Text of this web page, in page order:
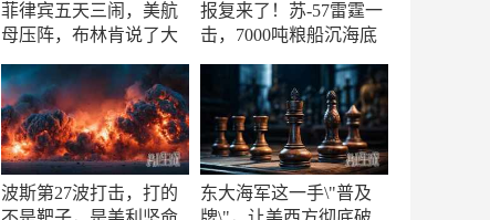
菲律宾五天三闹，美航
母压阵，布林肯说了大
报复来了！苏-57雷霆一
击，7000吨粮船沉海底
波斯第27波打击，打的
东大海军这一手\"普及